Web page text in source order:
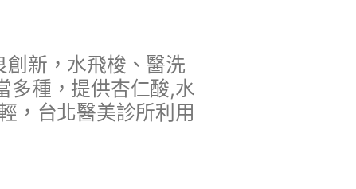
新，水飛梭、醫洗
多種，提供杏仁酸,水
，台北醫美診所利用